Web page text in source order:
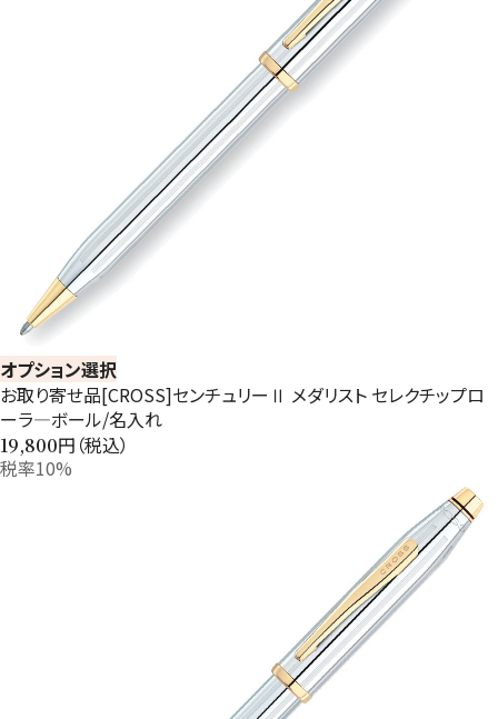
オプション選択
お取り寄せ品[CROSS]センチュリーⅡ メダリスト セレクチップロ
ーラ―ボール/名入れ
19,800円（税込）
税率10%